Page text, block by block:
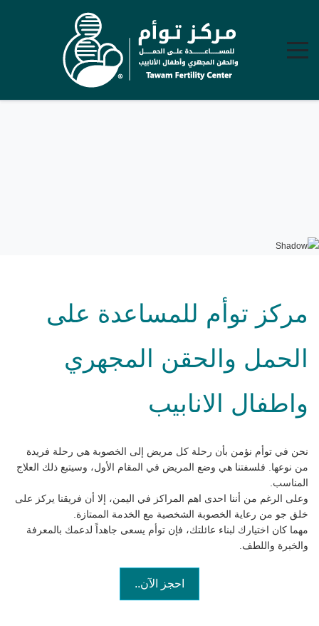
مركز توأم للمساعدة على
الحمل والحقن المجهري
واطفال الانابيب
نحن في توأم نؤمن بأن رحلة كل مريض إلى الخصوبة هي رحلة فريدة
من نوعها. فلسفتنا هي وضع المريض في المقام الأول، وسيتبع ذلك العلاج
المناسب.
وعلى الرغم من أننا احدى اهم المراكز في اليمن، إلا أن فريقنا يركز على
خلق جو من رعاية الخصوبة الشخصية مع الخدمة الممتازة.
مهما كان اختيارك لبناء عائلتك، فإن توأم يسعى جاهداً لدعمك بالمعرفة
والخبرة واللطف.
احجز الآن..